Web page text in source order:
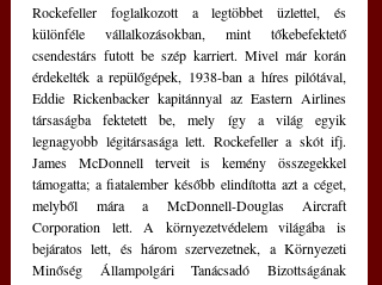
Rockefeller foglalkozott a legtöbbet üzlettel, és
különféle vállalkozásokban, mint tőkebefektető
csendestárs futott be szép karriert. Mivel már korán
érdekelték a repülőgépek, 1938-ban a híres pilótával,
Eddie Rickenbacker kapitánnyal az Eastern Airlines
társaságba fektetett be, mely így a világ egyik
legnagyobb légitársasága lett. Rockefeller a skót ifj.
James McDonnell terveit is kemény összegekkel
támogatta; a fiatalember később elindította azt a céget,
melyből mára a McDonnell-Douglas Aircraft
Corporation lett. A környezetvédelem világába is
bejáratos lett, és három szervezetnek, a Környezeti
Minőség Állampolgári Tanácsadó Bizottságának